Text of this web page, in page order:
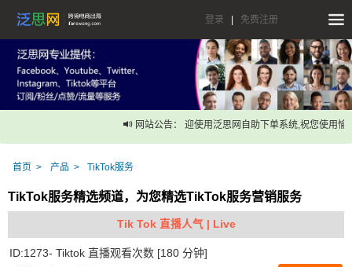
登录 免费注册
网站公告： 迎使用泛思网自助下单系统,祝您使用愉快
首页 产品 TikTok服务
TikTok服务精选频道，为您精选TikTok服务营销服务
Tik Tok 直播人气 | Live
ID:1273- Tiktok 直播观看次数 [180 分钟]